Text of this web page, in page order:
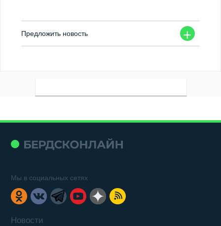
+
Предложить новость
Новости
Мы в социальных сетях